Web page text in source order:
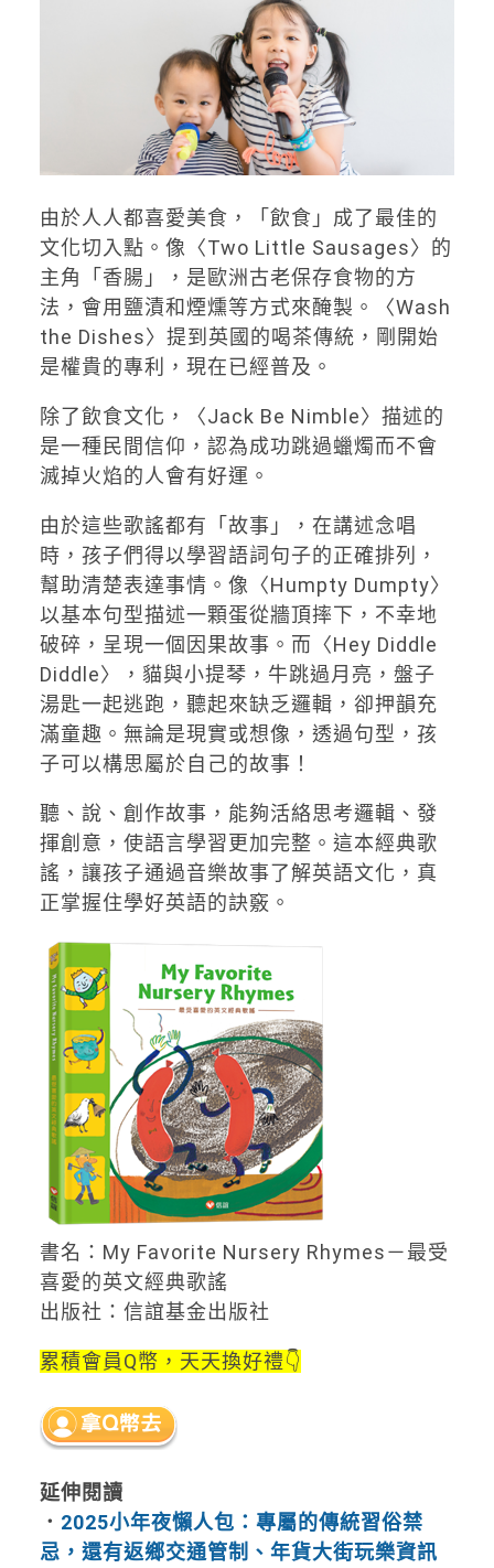
由於人人都喜愛美食，「飲食」成了最佳的
文化切入點。像〈Two Little Sausages〉的
主角「香腸」，是歐洲古老保存食物的方
法，會用鹽漬和煙燻等方式來醃製。〈Wash
the Dishes〉提到英國的喝茶傳統，剛開始
是權貴的專利，現在已經普及。
除了飲食文化，〈Jack Be Nimble〉描述的
是一種民間信仰，認為成功跳過蠟燭而不會
滅掉火焰的人會有好運。
由於這些歌謠都有「故事」，在講述念唱
時，孩子們得以學習語詞句子的正確排列，
幫助清楚表達事情。像〈Humpty Dumpty〉
以基本句型描述一顆蛋從牆頂摔下，不幸地
破碎，呈現一個因果故事。而〈Hey Diddle
Diddle〉，貓與小提琴，牛跳過月亮，盤子
湯匙一起逃跑，聽起來缺乏邏輯，卻押韻充
滿童趣。無論是現實或想像，透過句型，孩
子可以構思屬於自己的故事！
聽、說、創作故事，能夠活絡思考邏輯、發
揮創意，使語言學習更加完整。這本經典歌
謠，讓孩子通過音樂故事了解英語文化，真
正掌握住學好英語的訣竅。
書名：My Favorite Nursery Rhymes－最受
喜愛的英文經典歌謠
出版社：信誼基金出版社
累積會員Q幣，天天換好禮👇
延伸閱讀
． 2025小年夜懶人包：專屬的傳統習俗禁
忌，還有返鄉交通管制、年貨大街玩樂資訊